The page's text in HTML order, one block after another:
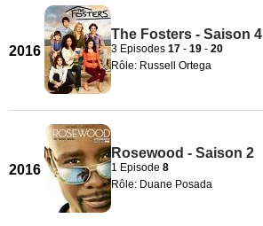
2016
The Fosters - Saison 4
3 Episodes 17 - 19 - 20
Rôle: Russell Ortega
2016
Rosewood - Saison 2
1 Episode 8
Rôle: Duane Posada